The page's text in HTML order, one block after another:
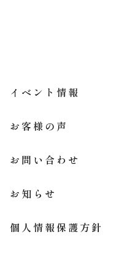
イベント情報
お客様の声
お問い合わせ
お知らせ
個人情報保護方針